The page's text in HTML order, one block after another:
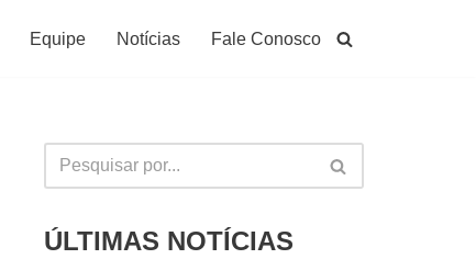
Equipe Notícias Fale Conosco
ÚLTIMAS NOTÍCIAS